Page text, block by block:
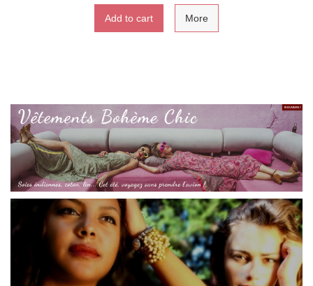
Add to cart More